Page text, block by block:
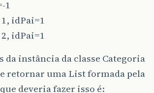
1
idPai=1
idPai=1
instância da classe Categoria
retornar uma List formada pela
deveria fazer isso é: